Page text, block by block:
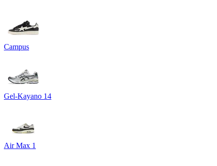
Campus
Gel-Kayano 14
Air Max 1